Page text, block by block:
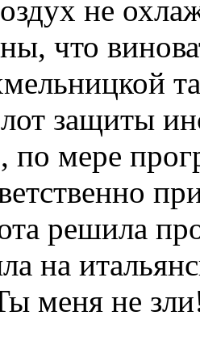
не
что
защиты
мере
решила
на
меня не